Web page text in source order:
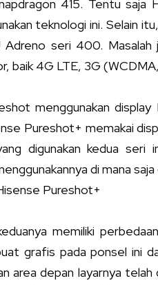
415. Tentu saja
teknologi ini. Selain
seri 400. Masalah
baik 4G LTE, 3G
menggunakan
Pureshot+ memakai
digunakan kedua seri
di mana saja
Pureshot+
memiliki
grafis pada ponsel ini
area depan layarnya